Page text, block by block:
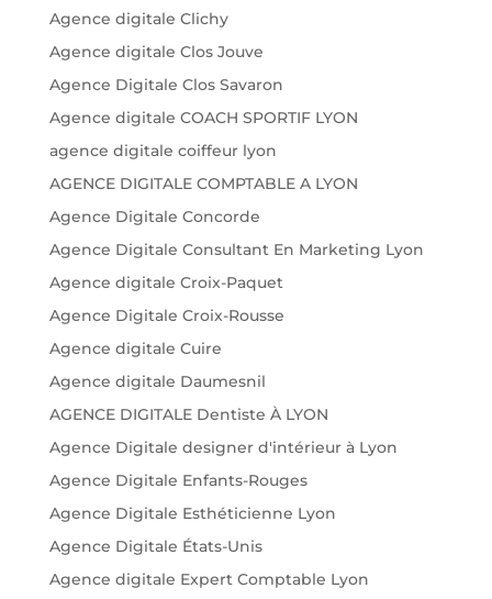
Agence digitale Clichy
Agence digitale Clos Jouve
Agence Digitale Clos Savaron
Agence digitale COACH SPORTIF LYON
agence digitale coiffeur lyon
AGENCE DIGITALE COMPTABLE A LYON
Agence Digitale Concorde
Agence Digitale Consultant En Marketing Lyon
Agence digitale Croix-Paquet
Agence Digitale Croix-Rousse
Agence digitale Cuire
Agence digitale Daumesnil
AGENCE DIGITALE Dentiste À LYON
Agence Digitale designer d'intérieur à Lyon
Agence Digitale Enfants-Rouges
Agence Digitale Esthéticienne Lyon
Agence Digitale États-Unis
Agence digitale Expert Comptable Lyon